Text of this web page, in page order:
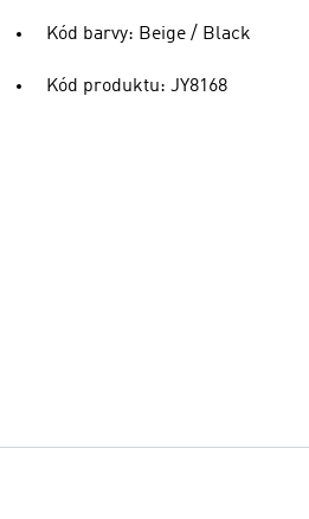
Kód barvy: Beige / Black
Kód produktu: JY8168